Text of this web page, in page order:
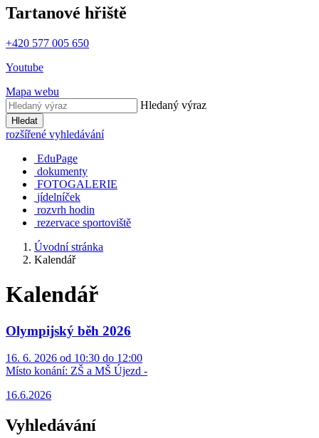
Tartanové hřiště
+420 577 005 650
Youtube
Mapa webu
Hledaný výraz
Hledat
rozšířené vyhledávání
EduPage
dokumenty
FOTOGALERIE
jídelníček
rozvrh hodin
rezervace sportoviště
Úvodní stránka
Kalendář
Kalendář
Olympijský běh 2026
16. 6. 2026 od 10:30 do 12:00
Místo konání: ZŠ a MŠ Újezd -
16.6.2026
Vyhledávání